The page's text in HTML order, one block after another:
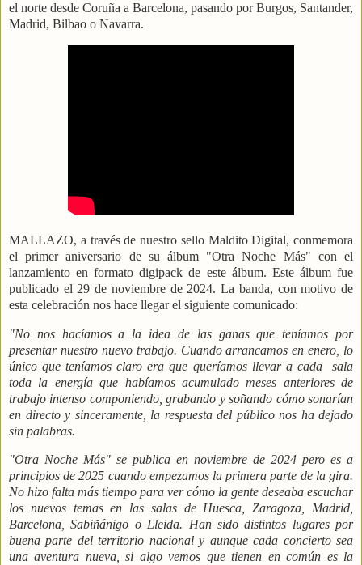
el norte desde Coruña a Barcelona, pasando por Burgos, Santander,
Madrid, Bilbao o Navarra.
MALLAZO, a través de nuestro sello Maldito Digital, conmemora
el primer aniversario de su álbum "Otra Noche Más" con el
lanzamiento en formato digipack de este álbum. Este álbum fue
publicado el 29 de noviembre de 2024. La banda, con motivo de
esta celebración nos hace llegar el siguiente comunicado:
"No nos hacíamos a la idea de las ganas que teníamos por
presentar nuestro nuevo trabajo. Cuando arrancamos en enero, lo
único que teníamos claro era que queríamos llevar a cada
sala
toda la energía que habíamos acumulado meses anteriores de
trabajo intenso componiendo, grabando y soñando cómo sonarían
en directo y sinceramente, la respuesta del público nos ha dejado
sin palabras.
"Otra Noche Más" se publica en noviembre de 2024 pero es a
principios de 2025 cuando empezamos la primera parte de la gira.
No hizo falta más tiempo para ver cómo la gente deseaba escuchar
los nuevos temas en las salas de Huesca, Zaragoza, Madrid,
Barcelona, Sabiñánigo o Lleida. Han sido distintos lugares por
buena parte del territorio nacional y aunque cada concierto sea
una aventura nueva, si algo vemos que tienen en común es la